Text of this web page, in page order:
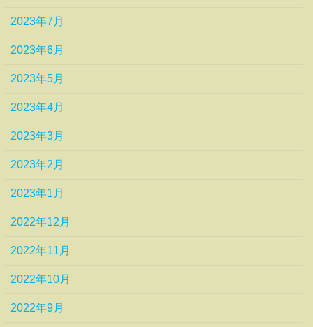
2023年7月
2023年6月
2023年5月
2023年4月
2023年3月
2023年2月
2023年1月
2022年12月
2022年11月
2022年10月
2022年9月